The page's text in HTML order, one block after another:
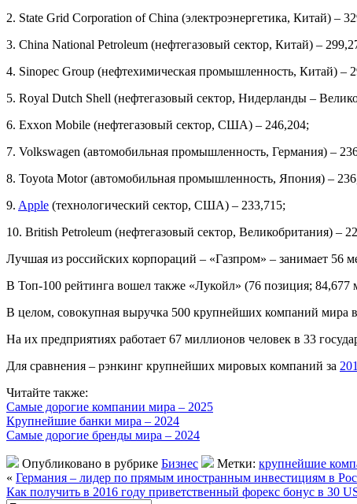
2. State Grid Corporation of China (электроэнергетика, Китай) –
3. China National Petroleum (нефтегазовый сектор, Китай) –
4. Sinopec Group (нефтехимическая промышленность, Китай) –
5. Royal Dutch Shell (нефтегазовый сектор, Нидерланды –
6. Exxon Mobile (нефтегазовый сектор, США) – 246,204;
7. Volkswagen (автомобильная промышленность, Германия) –
8. Toyota Motor (автомобильная промышленность, Япония) –
9. Apple (технологический сектор, США) – 233,715;
10. British Petroleum (нефтегазовый сектор, Великобритания) –
Лучшая из российских корпораций – «Газпром» – занимает 56
В Топ-100 рейтинга вошел также «Лукойл» (76 позиция; 84,677
В целом, совокупная выручка 500 крупнейших компаний мира
На их предприятиях работает 67 миллионов человек в 33
Для сравнения – рэнкинг крупнейших мировых компаний за
Читайте также:
Самые дорогие компании мира – 2025
Крупнейшие банки мира – 2024
Самые дорогие бренды мира – 2024
Опубликовано в рубрике Бизнес Метки: крупнейшие
« Германия – лидер по прямым иностранным инвестициям в
Как получить в 2016 году приветственный форекс бонус в 30